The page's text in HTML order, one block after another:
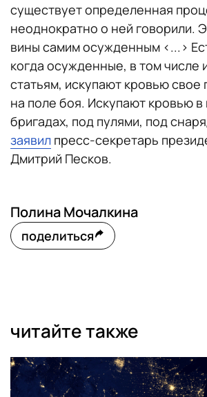
существует определенная
неоднократно о ней говорили.
вины самим осужденным <...>
когда осужденные, в том числе
статьям, искупают кровью свое
на поле боя. Искупают кровью
бригадах, под пулями, под
заявил пресс-секретарь
Дмитрий Песков.
Полина Мочалкина
поделиться
читайте также